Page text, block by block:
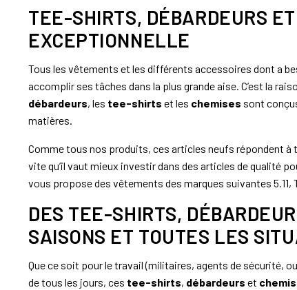
TEE-SHIRTS, DÉBARDEURS
EXCEPTIONNELLE
Tous les vêtements et les différents accessoires dont a
accomplir ses tâches dans la plus grande aise. C’est la
débardeurs, les tee-shirts et les chemises sont
matières.
Comme tous nos produits, ces articles neufs répondent
vite qu’il vaut mieux investir dans des articles de qualité
vous propose des vêtements des marques suivantes 5.11,
DES TEE-SHIRTS,
SAISONS ET TOUTES LES
Que ce soit pour le travail (militaires, agents de sécurité,
de tous les jours, ces tee-shirts, débardeurs et